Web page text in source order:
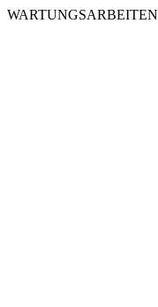
WARTUNGSARBEITEN